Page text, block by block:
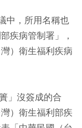
中，所用名稱也
疾病管制署」，
）衛生福利疾病
」沒簽成的合
）衛生福利部疾